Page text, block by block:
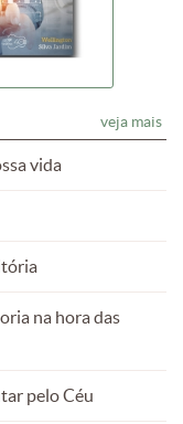
vida
na hora das
pelo Céu
veja mais